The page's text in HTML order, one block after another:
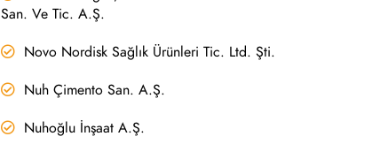
San. Ve Tic. A.Ş.
Novo Nordisk Sağlık Ürünleri Tic. Ltd. Şti.
Nuh Çimento San. A.Ş.
Nuhoğlu İnşaat A.Ş.